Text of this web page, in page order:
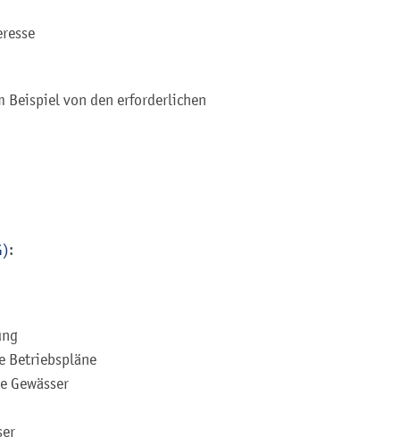
Beispiel von den erforderlichen
:
Betriebspläne
Gewässer